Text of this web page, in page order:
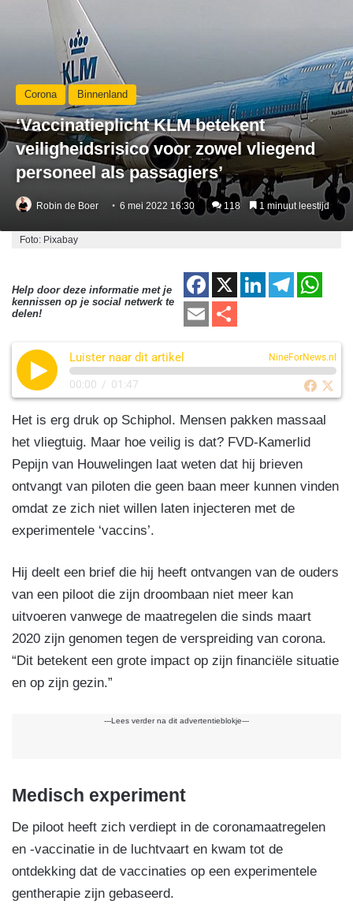
Corona Binnenland
‘Vaccinatieplicht KLM betekent
veiligheidsrisico voor zowel vliegend
personeel als passagiers’
Robin de Boer 6 mei 2022 16:30 118 1 minuut leestijd
Foto: Pixabay
Help door deze informatie met je
kennissen op je social netwerk te
delen!
F
a
c
e
o
o
k
X
Li
e
n
T
gr
a
m
s
A
p
E
aile
Luister naar dit artikel NineForNews.nl
00:00 / 01:47
Het is erg druk op Schiphol. Mensen pakken massaal
het vliegtuig. Maar hoe veilig is dat? FVD-Kamerlid
Pepijn van Houwelingen laat weten dat hij brieven
ontvangt van piloten die geen baan meer kunnen vinden
omdat ze zich niet willen laten injecteren met de
experimentele ‘vaccins’.
Hij deelt een brief die hij heeft ontvangen van de ouders
van een piloot die zijn droombaan niet meer kan
uitvoeren vanwege de maatregelen die sinds maart
2020 zijn genomen tegen de verspreiding van corona.
“Dit betekent een grote impact op zijn financiële situatie
en op zijn gezin.”
---Lees verder na dit advertentieblokje---
Medisch experiment
De piloot heeft zich verdiept in de coronamaatregelen
en -vaccinatie in de luchtvaart en kwam tot de
ontdekking dat de vaccinaties op een experimentele
gentherapie zijn gebaseerd.